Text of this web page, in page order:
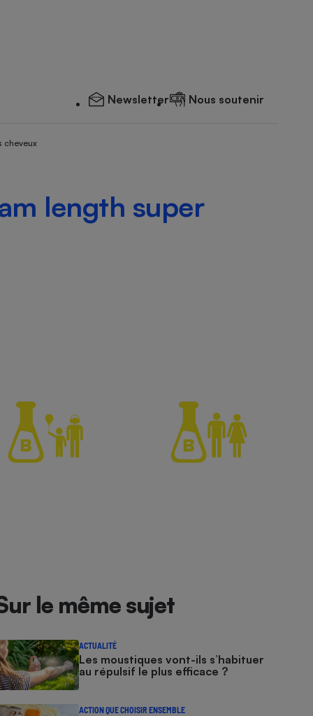
Newsletter Nous soutenir
cheveux
length super
le même sujet
ACTUALITÉ
Les moustiques vont-ils s’habituer
au répulsif le plus efficace ?
ACTION QUE CHOISIR ENSEMBLE